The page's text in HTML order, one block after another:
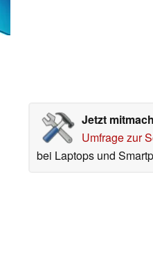
Jetzt
Umfrage zur
bei Laptops und